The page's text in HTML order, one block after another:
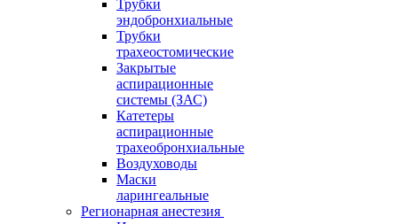
Трубки
эндобронхиальные
Трубки
трахеостомические
Закрытые
аспирационные
системы (ЗАС)
Катетеры
аспирационные
трахеобронхиальные
Воздуховоды
Маски
ларингеальные
Регионарная анестезия